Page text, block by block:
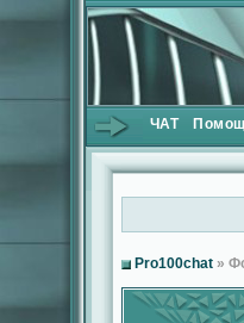
ЧАТ
Pro100chat »